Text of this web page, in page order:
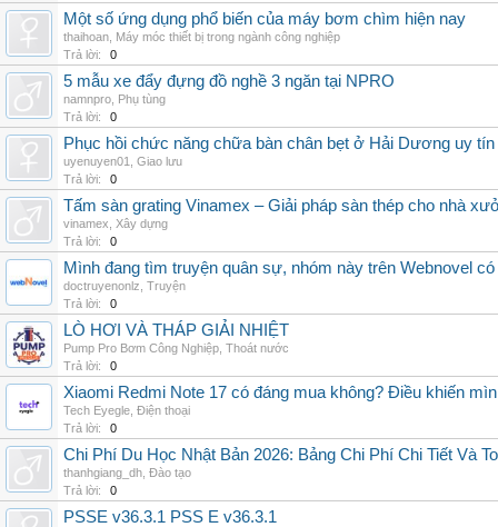
Một số ứng dụng phổ biến của máy bơm chìm hiện nay
thaihoan Máy móc thiết bị trong ngành công nghiệp
Trả lời:
0
5 mẫu xe đẩy đựng đồ nghề 3 ngăn tại NPRO
namnpro Phụ tùng
Trả lời:
0
Phục hồi chức năng chữa bàn chân bẹt ở Hải Dương uy tín
uyenuyen01
Giao lưu
Trả lời:
0
Tấm sàn grating Vinamex – Giải pháp sàn thép cho nhà
vinamex
Xây dựng
Trả lời:
0
Mình đang tìm truyện quân sự, nhóm này trên Webnovel
doctruyenonlz Truyện
Trả lời:
0
LÒ HƠI VÀ THÁP GIẢI NHIỆT
Pump Pro Bơm Công Nghiệp Thoát nước
Trả lời:
0
Xiaomi Redmi Note 17 có đáng mua không? Điều khiến
Tech Eyegle Điện thoại
Trả lời:
0
Chi Phí Du Học Nhật Bản 2026: Bảng Chi Phí Chi Tiết Và
thanhgiang_dh Đào tạo
Trả lời:
0
PSSE v36.3.1 PSS E v36.3.1